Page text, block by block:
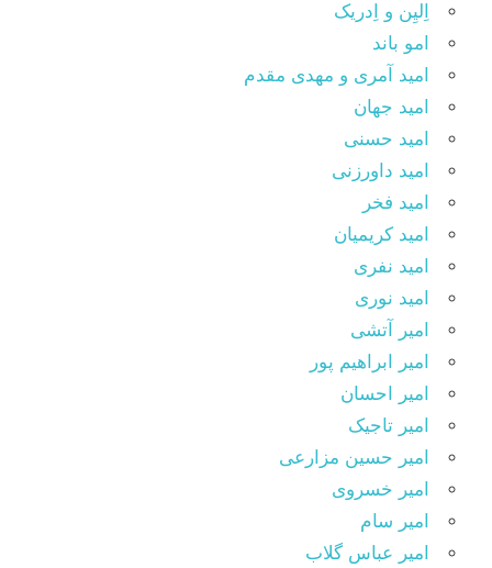
اِلیِن و اِدریک
امو باند
امید آمری و مهدی مقدم
امید جهان
امید حسنی
امید داورزنی
امید فخر
امید کریمیان
امید نفری
امید نوری
امیر آتشی
امیر ابراهیم پور
امیر احسان
امیر تاجیک
امیر حسین مزارعی
امیر خسروی
امیر سام
امیر عباس گلاب